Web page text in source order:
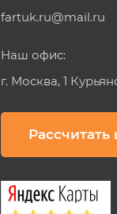
fartuk.ru@mail.ru
Наш офис:
г. Москва, 1
Рассчитать